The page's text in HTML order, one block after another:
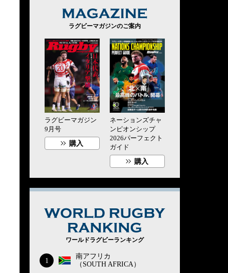
ラグビーマガジンのご案内
ラグビーマガジン
9月号
購入
ネーションズチャ
ンピオンシップ
2026パーフェクト
ガイド
購入
ワールドラグビーランキング
1
南アフリカ
（SOUTH AFRICA）